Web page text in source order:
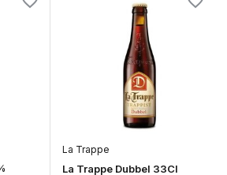
La Trappe
La Trappe Dubbel 33Cl